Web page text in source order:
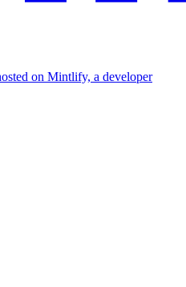
on Mintlify, a developer